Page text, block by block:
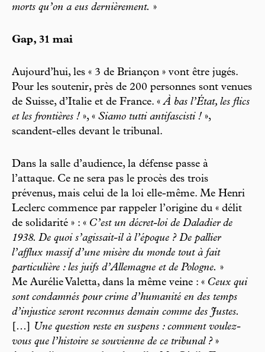
morts qu’on a eus dernièrement. »
Gap, 31 mai
Aujourd’hui, les « 3 de Briançon » vont être jugés.
Pour les soutenir, près de 200 personnes sont venues
de Suisse, d’Italie et de France. «À bas l’État, les flics
et les frontières ! », « Siamo tutti antifascisti ! »,
scandent-elles devant le tribunal.
Dans la salle d’audience, la défense passe à
l’attaque. Ce ne sera pas le procès des trois
prévenus, mais celui de la loi elle-même. Me Henri
Leclerc commence par rappeler l’origine du « délit
de solidarité » : « C’est un décret-loi de Daladier de
1938. De quoi s’agissait-il à l’époque ? De pallier
l’afflux massif d’une misère du monde tout à fait
particulière : les juifs d’Allemagne et de Pologne. »
Me Aurélie Valetta, dans la même veine : « Ceux qui
sont condamnés pour crime d’humanité en des temps
d’injustice seront reconnus demain comme des Justes.
[…]
Une question reste en suspens : comment voulez-
vous que l’histoire se souvienne de ce tribunal ?»